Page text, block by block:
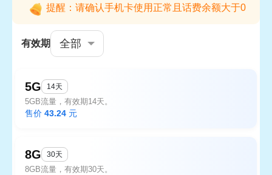
提醒：请确认手机卡使用正常且话费余额大于0
有效期 全部
5G 14天
5GB流量，有效期14天。
售价 43.24 元
8G 30天
8GB流量，有效期30天。